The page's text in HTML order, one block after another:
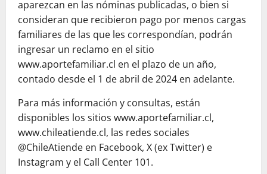
aparezcan en las nóminas publicadas, o bien si
consideran que recibieron pago por menos cargas
familiares de las que les correspondían, podrán
ingresar un reclamo en el sitio
www.aportefamiliar.cl en el plazo de un año,
contado desde el 1 de abril de 2024 en adelante.
Para más información y consultas, están
disponibles los sitios www.aportefamiliar.cl,
www.chileatiende.cl, las redes sociales
@ChileAtiende en Facebook, X (ex Twitter) e
Instagram y el Call Center 101.